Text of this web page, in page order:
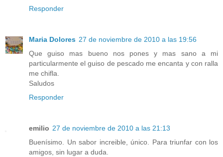
Responder
Maria Dolores 27 de noviembre de 2010 a las 19:56
Que guiso mas bueno nos pones y mas sano a mi
particularmente el guiso de pescado me encanta y con ralla
me chifla.
Saludos
Responder
emilio 27 de noviembre de 2010 a las 21:13
Buenísimo. Un sabor increible, único. Para triunfar con los
amigos, sin lugar a duda.